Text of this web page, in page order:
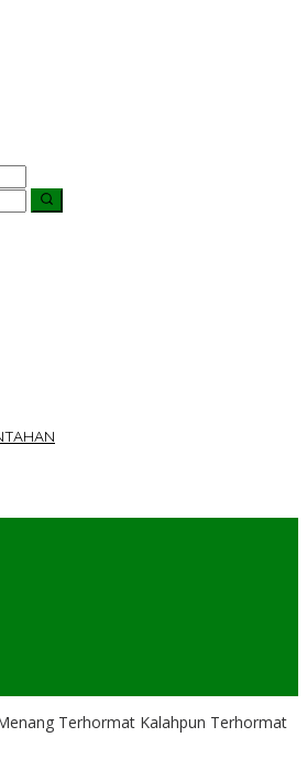
Terhormat Kalahpun Terhormat